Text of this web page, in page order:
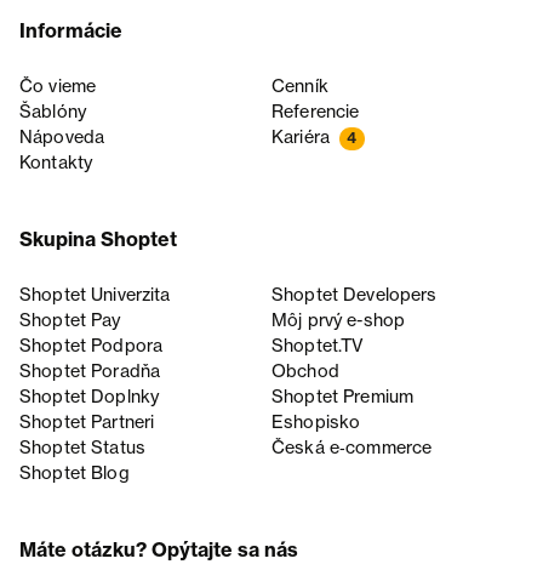
Informácie
Čo vieme
Cenník
Šablóny
Referencie
Nápoveda
Kariéra 4
Kontakty
Skupina Shoptet
Shoptet Univerzita
Shoptet Developers
Shoptet Pay
Môj prvý e-shop
Shoptet Podpora
Shoptet.TV
Shoptet Poradňa
Obchod
Shoptet Doplnky
Shoptet Premium
Shoptet Partneri
Eshopisko
Shoptet Status
Česká e‑commerce
Shoptet Blog
Máte otázku? Opýtajte sa nás